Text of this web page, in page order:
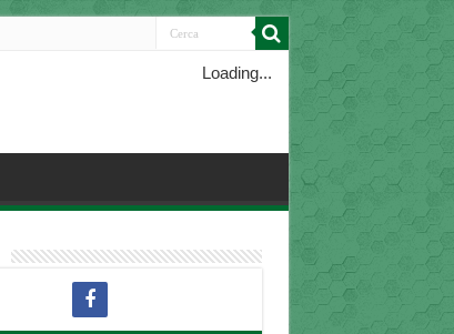
Loading...